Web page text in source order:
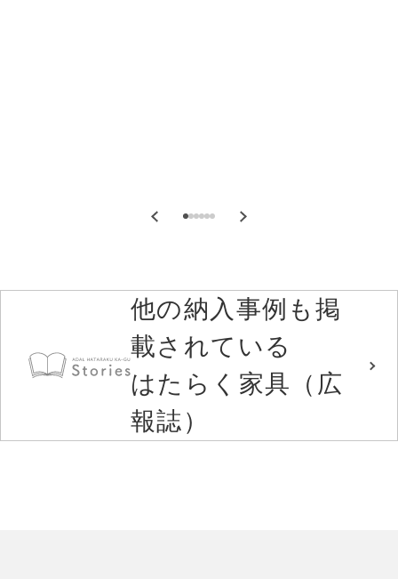
他の納入事例も掲
載されている
はたらく家具（広
報誌）